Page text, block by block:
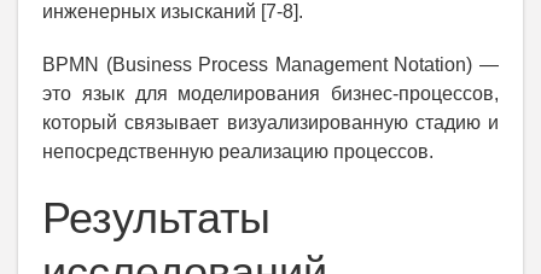
инженерных изысканий [7-8].
BPMN (Business Process Management Notation) —
это язык для моделирования бизнес-процессов,
который связывает визуализированную стадию и
непосредственную реализацию процессов.
Результаты